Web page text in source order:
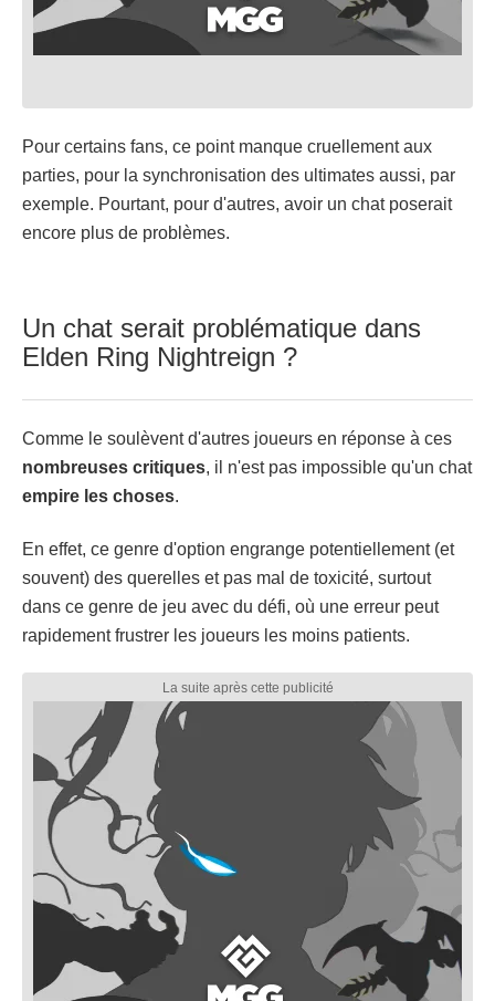
Pour certains fans, ce point manque cruellement aux
parties, pour la synchronisation des ultimates aussi, par
exemple. Pourtant, pour d'autres, avoir un chat poserait
encore plus de problèmes.
Un chat serait problématique dans
Elden Ring Nightreign ?
Comme le soulèvent d'autres joueurs en réponse à ces
nombreuses critiques, il n'est pas impossible qu'un chat
empire les choses.
En effet, ce genre d'option engrange potentiellement (et
souvent) des querelles et pas mal de toxicité, surtout
dans ce genre de jeu avec du défi, où une erreur peut
rapidement frustrer les joueurs les moins patients.